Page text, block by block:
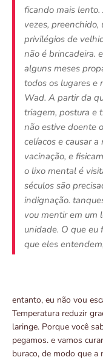
ficando mais
vezes,
privilégios de
não é brincadeira.
alguns meses
todos os lugares e
Wad. A partir da
triagem, postura e
não estive doente
celíacos e causar
vacinação, e
o lixo mental é
séculos são
indignação.
vou mentir em um
unidade. O que eu
que eles
entanto, eu não vou
Temperatura reduzir
laringe. Porque você
pegamos. e vamos
buraco, de modo que